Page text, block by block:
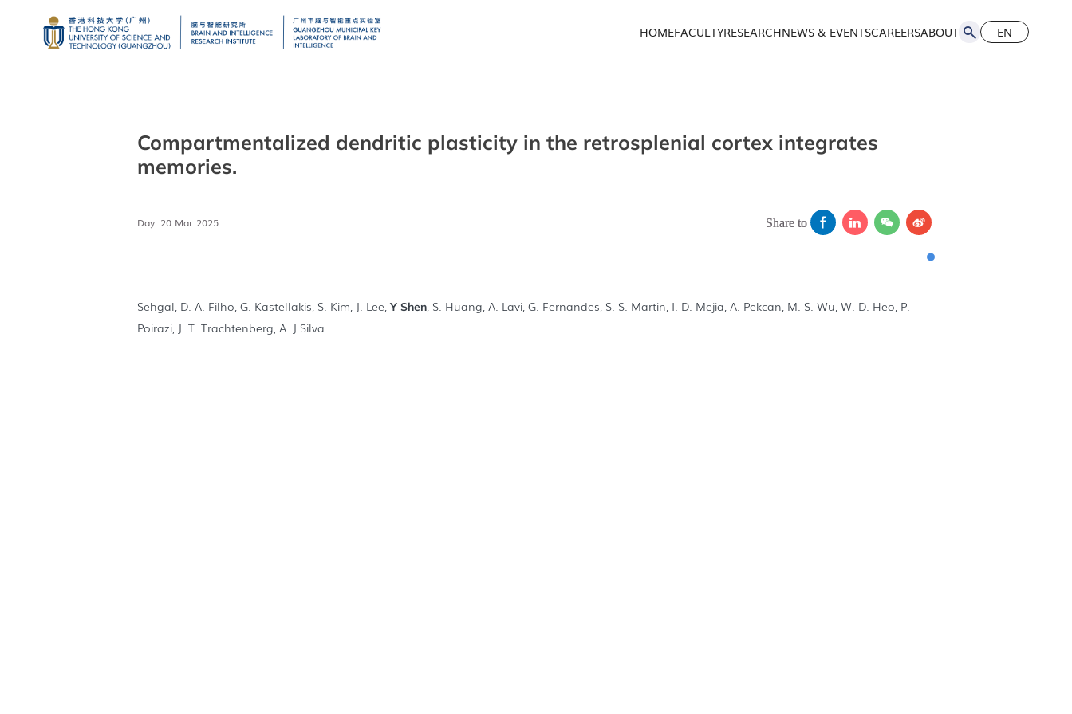
HOMEFACULTYRESEARCHNEWS & EVENTSCAREERSABOUT EN
简
Compartmentalized dendritic plasticity in the retrosplenial cortex integrates
memories.
Day: 20 Mar 2025 Share to
Sehgal, D. A. Filho, G. Kastellakis, S. Kim, J. Lee, Y Shen , S. Huang, A. Lavi, G. Fernandes, S. S. Martin, I. D. Mejia, A. Pekcan, M. S. Wu, W. D. Heo, P.
Poirazi, J. T. Trachtenberg, A. J Silva.